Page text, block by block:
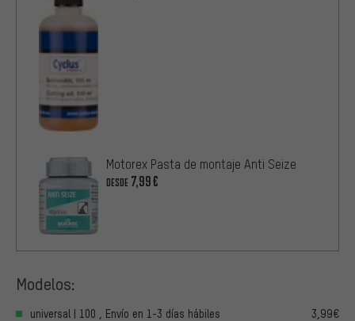
Motorex Pasta de montaje Anti Seize
DESDE 7,99€
Modelos:
universal | 100 , Envío en 1-3 días hábiles 3,99€